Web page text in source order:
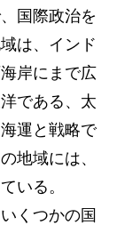
国際政治を
は、インド
岸にまで広
である、太
運と戦略で
地域には、
いる。
くつかの国